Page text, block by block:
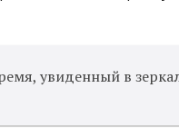
увиденный в